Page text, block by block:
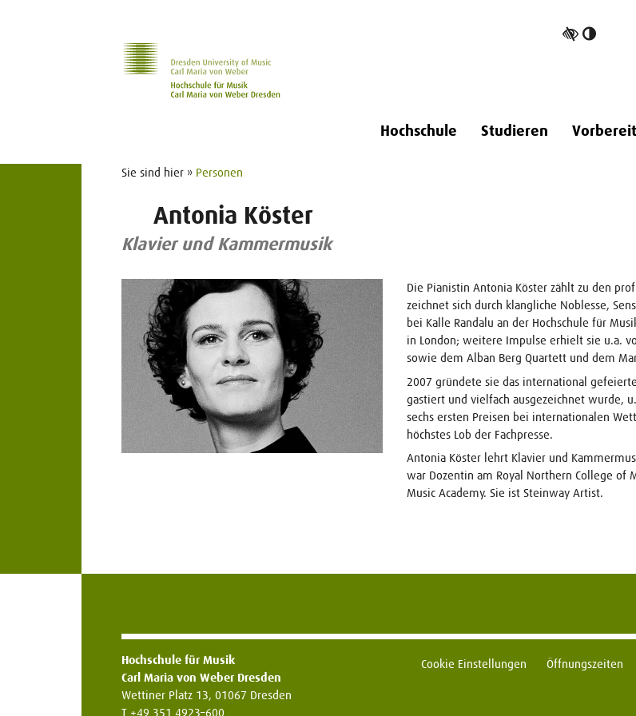
Hochschule Studieren
Sie sind hier » Personen
Antonia Köster
Klavier und Kammermusik
Die Pianistin Antonia Köster zählt zu den
zeichnet sich durch klangliche Noblesse,
bei Kalle Randalu an der Hochschule für
in London; weitere Impulse erhielt sie u.a.
sowie dem Alban Berg Quartett und dem
2007 gründete sie das international
gastiert und vielfach ausgezeichnet wurde,
sechs ersten Preisen bei internationalen
höchstes Lob der Fachpresse.
Antonia Köster lehrt Klavier und
war Dozentin am Royal Northern College of
Music Academy. Sie ist Steinway Artist.
Cookie Einstellungen Öffnungszeiten
Hochschule für Musik
Carl Maria von Weber Dresden
Wettiner Platz 13, 01067 Dresden
T +49 351 4923–600